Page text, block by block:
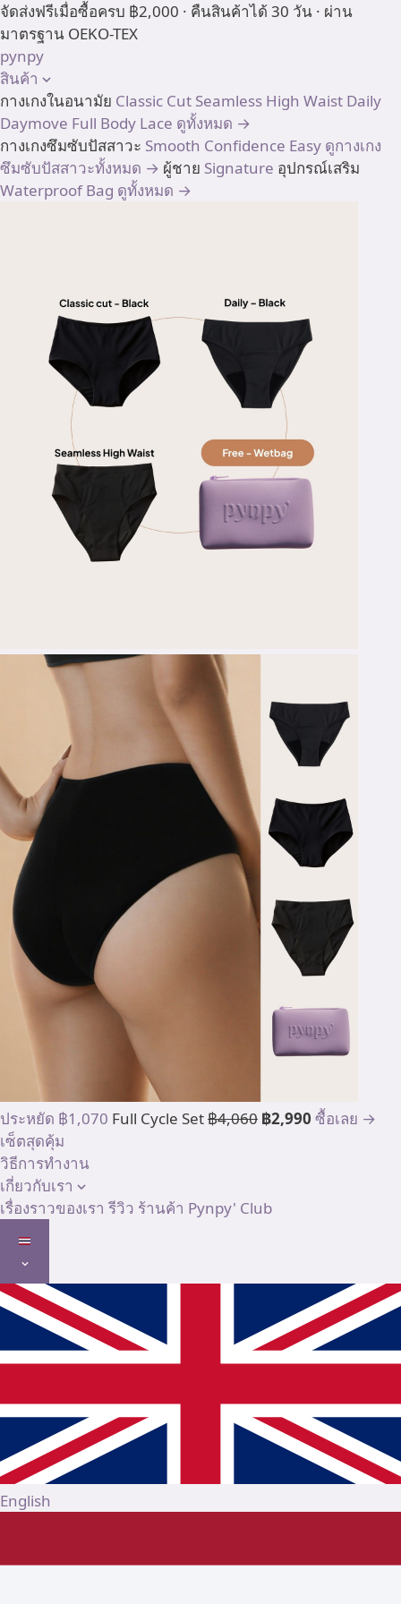
Skip
to
content
จัดส่งฟรีเมื่อซื้อครบ ฿2,000 · คืนสินค้าได้ 30 วัน · ผ่าน
มาตรฐาน OEKO-TEX
pynpy
สินค้า
กางเกงในอนามัย Classic Cut Seamless High Waist Daily
Daymove Full Body Lace ดูทั้งหมด →
กางเกงซึมซับปัสสาวะ Smooth Confidence Easy ดูกางเกง
ซึมซับปัสสาวะทั้งหมด → ผู้ชาย Signature อุปกรณ์เสริม
Waterproof Bag ดูทั้งหมด →
ประหยัด ฿1,070 Full Cycle Set฿4,060 ฿2,990 ซื้อเลย →
เซ็ตสุดคุ้ม
วิธีการทำงาน
เกี่ยวกับเรา
เรื่องราวของเรา รีวิว ร้านค้า Pynpy' Club
English